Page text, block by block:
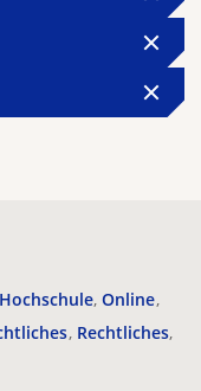
Hochschule Online
Rechtliches